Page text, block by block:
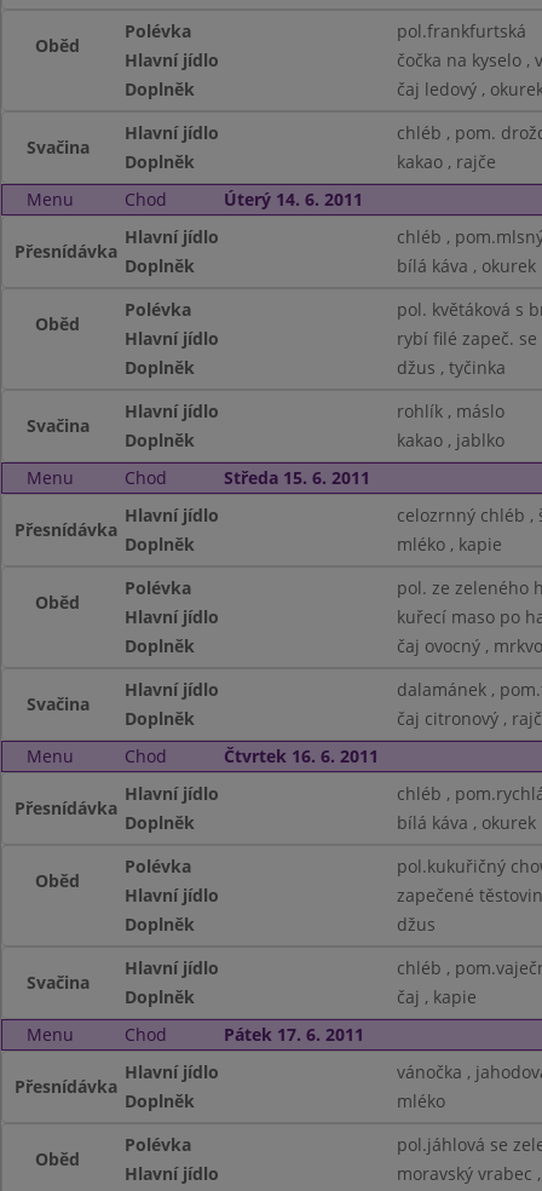
Oběd
Polévka
pol.frankfurtská
Hlavní jídlo
čočka na kyselo ,
Doplněk
čaj ledový ,
Svačina
Hlavní jídlo
chléb , pom.
Doplněk
kakao , rajče
Menu
Chod Úterý 14. 6. 2011
Přesnídávka
Hlavní jídlo
chléb ,
Doplněk
bílá káva , okurek
Oběd
Polévka
pol. květáková s
Hlavní jídlo
rybí filé zapeč.
Doplněk
džus , tyčinka
Svačina
Hlavní jídlo
rohlík , máslo
Doplněk
kakao , jablko
Menu
Chod Středa 15. 6. 2011
Přesnídávka
Hlavní jídlo
celozrnný chléb ,
Doplněk
mléko , kapie
Oběd
Polévka
pol. ze zeleného
Hlavní jídlo
kuřecí maso po
Doplněk
čaj ovocný ,
Svačina
Hlavní jídlo
dalamánek ,
Doplněk
čaj citronový ,
Menu
Chod Čtvrtek 16. 6. 2011
Přesnídávka
Hlavní jídlo
chléb ,
Doplněk
bílá káva , okurek
Oběd
Polévka
pol.kukuřičný
Hlavní jídlo
zapečené
Doplněk
džus
Svačina
Hlavní jídlo
chléb ,
Doplněk
čaj , kapie
Menu
Chod Pátek 17. 6. 2011
Přesnídávka
Hlavní jídlo
vánočka ,
Doplněk
mléko
Oběd
Polévka
pol.jáhlová se
Hlavní jídlo
moravský vrabec